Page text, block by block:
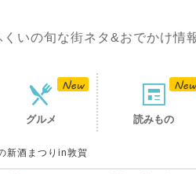
いの旬な街ネタ&おでかけ情
グルメ 読みもの
新酒まつりin敦賀